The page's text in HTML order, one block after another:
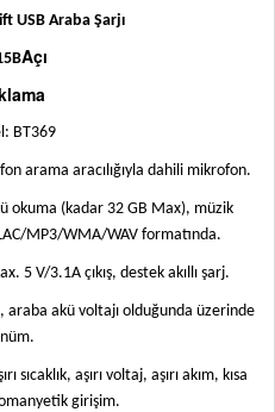
USB Araba Şarjı
Açı
BT369
arama aracılığıyla dahili mikrofon.
okuma (kadar 32 GB Max), müzik
MP3/WMA/WAV formatında.
5 V/3.1A çıkış, destek akıllı şarj.
akü voltajı olduğunda üzerinde
aşırı voltaj, aşırı akım, kısa
girişim.